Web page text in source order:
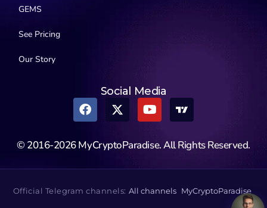
GEMS
See Pricing
Our Story
Social Media
© 2016-2026 MyCryptoParadise. All Rights Reserved.
Official Telegram channels: All channels MyCryptoParadise